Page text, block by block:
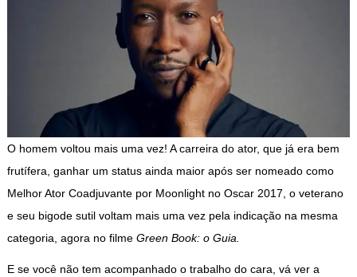
O homem voltou mais uma vez! A carreira do ator, que já era bem
frutífera, ganhar um status ainda maior após ser nomeado como
Melhor Ator Coadjuvante por Moonlight no Oscar 2017, o veterano
e seu bigode sutil voltam mais uma vez pela indicação na mesma
categoria, agora no filme Green Book: o Guia.
E se você não tem acompanhado o trabalho do cara, vá ver a